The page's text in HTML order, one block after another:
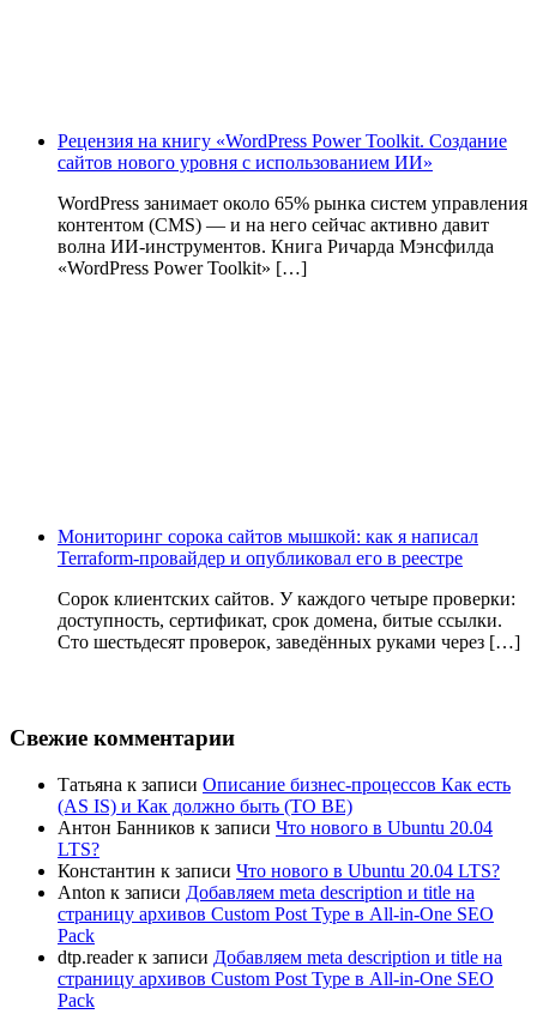
Рецензия на книгу «WordPress Power Toolkit. Создание
сайтов нового уровня с использованием ИИ»
WordPress занимает около 65% рынка систем управления
контентом (CMS) — и на него сейчас активно давит
волна ИИ‑инструментов. Книга Ричарда Мэнсфилда
«WordPress Power Toolkit» […]
Мониторинг сорока сайтов мышкой: как я написал
Terraform-провайдер и опубликовал его в реестре
Сорок клиентских сайтов. У каждого четыре проверки:
доступность, сертификат, срок домена, битые ссылки.
Сто шестьдесят проверок, заведённых руками через […]
Свежие комментарии
Татьяна к записи Описание бизнес-процессов Как есть
(AS IS) и Как должно быть (TO BE)
Антон Банников к записи Что нового в Ubuntu 20.04
LTS?
Константин к записи Что нового в Ubuntu 20.04 LTS?
Anton к записи Добавляем meta description и title на
страницу архивов Custom Post Type в All-in-One SEO
Pack
dtp.readerк записи Добавляем meta description и title на
страницу архивов Custom Post Type в All-in-One SEO
Pack